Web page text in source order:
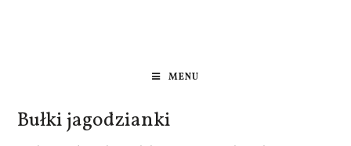
MENU
Bułki jagodzianki